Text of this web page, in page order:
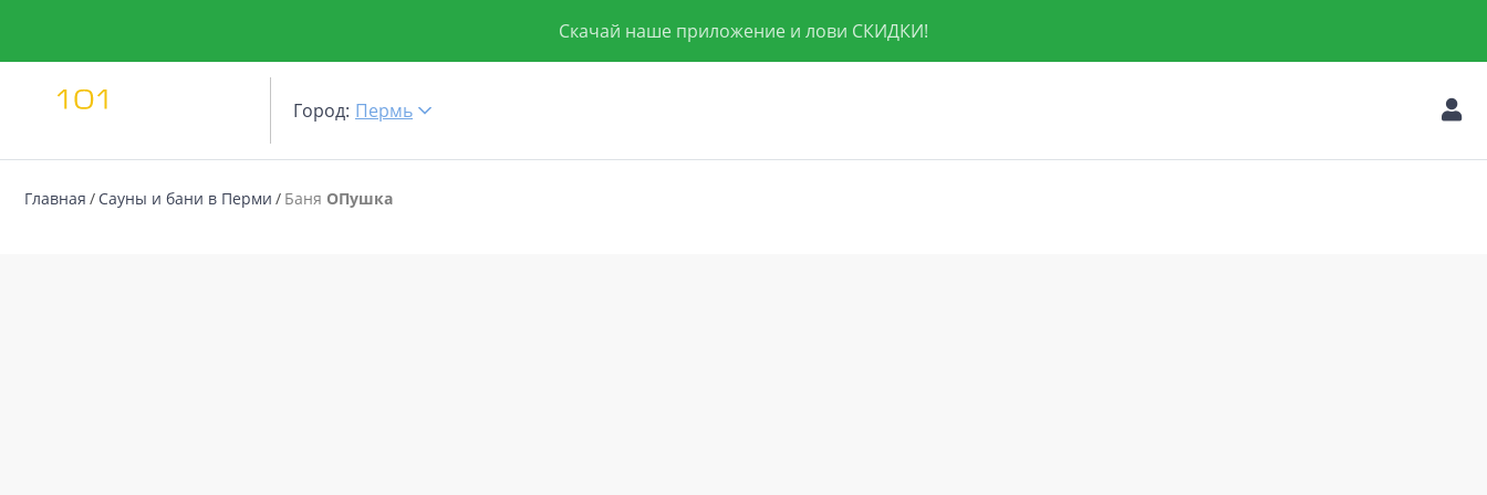
Скачай наше приложение и лови СКИДКИ!
Город: Пермь
Главная Сауны и бани в Перми Баня ОПушка